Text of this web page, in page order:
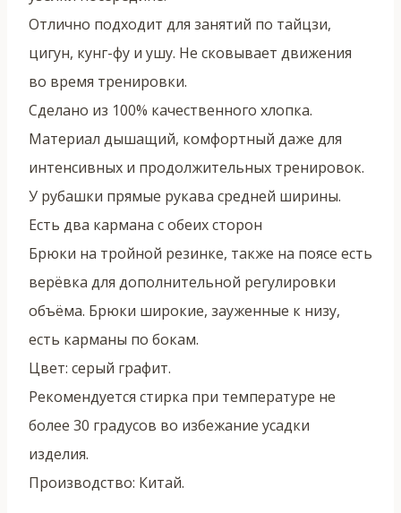
Отлично подходит для занятий по тайцзи,
цигун, кунг-фу и ушу. Не сковывает движения
во время тренировки.
Сделано из 100% качественного хлопка.
Материал дышащий, комфортный даже для
интенсивных и продолжительных тренировок.
У рубашки прямые рукава средней ширины.
Есть два кармана с обеих сторон
Брюки на тройной резинке, также на поясе есть
верёвка для дополнительной регулировки
объёма. Брюки широкие, зауженные к низу,
есть карманы по бокам.
Цвет: серый графит.
Рекомендуется стирка при температуре не
более 30 градусов во избежание усадки
изделия.
Производство: Китай.